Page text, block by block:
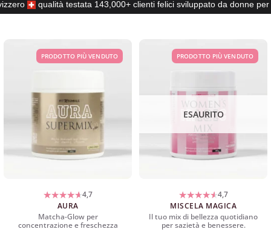
qualità testata 143,000+ clienti felici sviluppato da donne
PRODOTTO PIÙ VENDUTO
4,7
AURA
Matcha-Glow per
concentrazione e freschezza
PRODOTTO PIÙ VENDUTO
ESAURITO
4,7
MISCELA MAGICA
Il tuo mix di bellezza quotidiano
per sazietà e benessere.